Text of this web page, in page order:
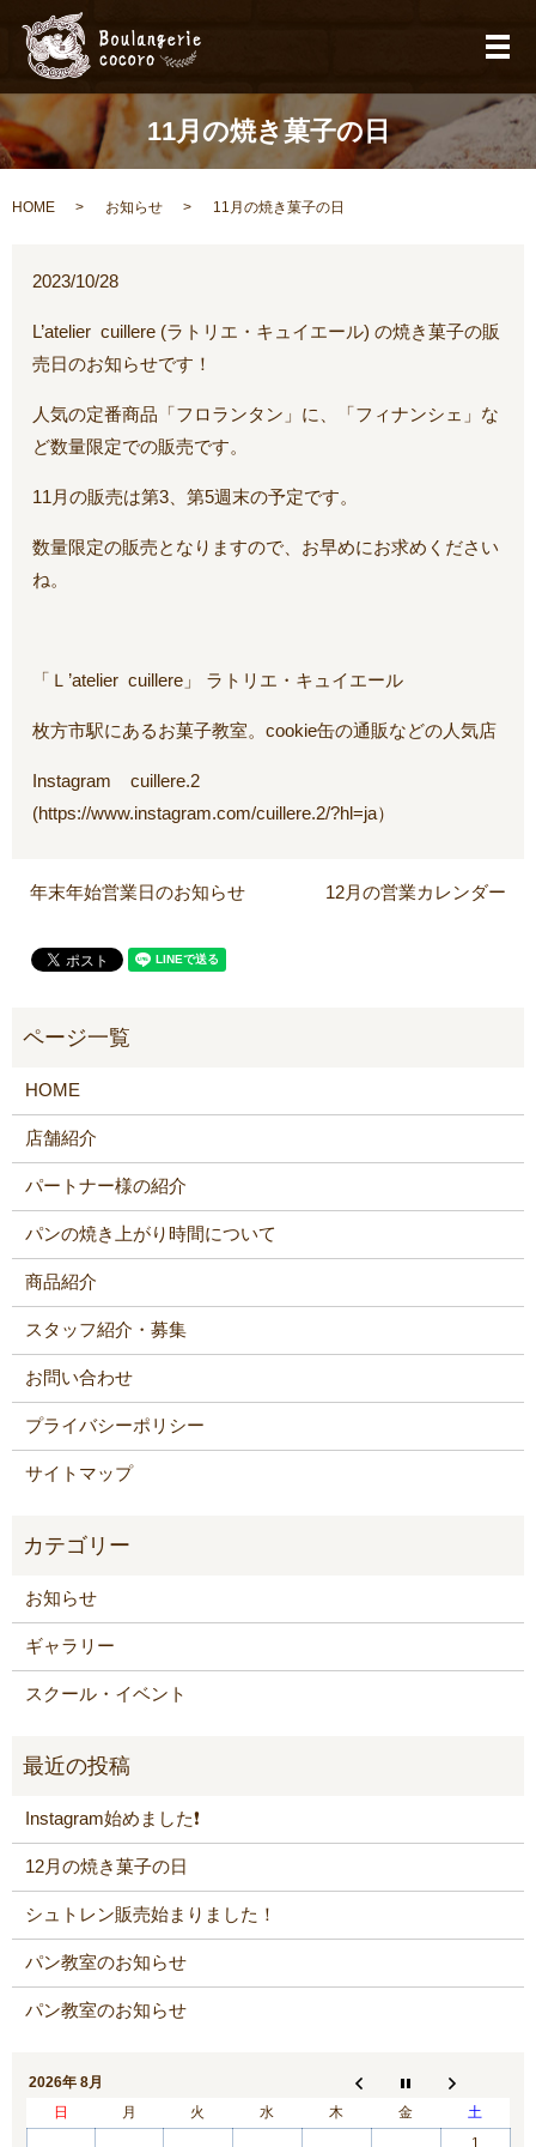
メ
11月の焼き菓子の日
HOME お知らせ 11月の焼き菓子の日
2023/10/28
L’atelier cuillere (ラトリエ・キュイエール) の焼き菓子の販
売日のお知らせです！
人気の定番商品「フロランタン」に、「フィナンシェ」な
ど数量限定での販売です。
11月の販売は第3、第5週末の予定です。
数量限定の販売となりますので、お早めにお求めください
ね。
「Ｌ’atelier cuillere」 ラトリエ・キュイエール
枚方市駅にあるお菓子教室。cookie缶の通販などの人気店
Instagram cuillere.2
(https://www.instagram.com/cuillere.2/?hl=ja）
年末年始営業日のお知らせ 12月の営業カレンダー
HOME
店舗紹介
パートナー様の紹介
パンの焼き上がり時間について
商品紹介
スタッフ紹介・募集
お問い合わせ
プライバシーポリシー
サイトマップ
お知らせ
ギャラリー
スクール・イベント
Instagram始めました❗️
12月の焼き菓子の日
シュトレン販売始まりました！
パン教室のお知らせ
パン教室のお知らせ
2026年 8月
日
月 火 水 木 金
土
1